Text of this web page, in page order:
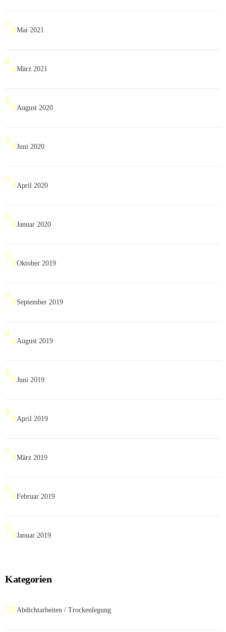
Mai 2021
März 2021
August 2020
Juni 2020
April 2020
Januar 2020
Oktober 2019
September 2019
August 2019
Juni 2019
April 2019
März 2019
Februar 2019
Januar 2019
Kategorien
Abdichtarbeiten / Trockenlegung